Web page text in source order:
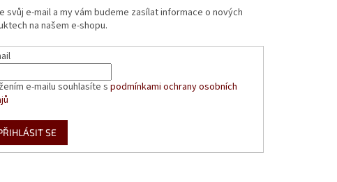
svůj e-mail a my vám budeme zasílat informace o nových
na našem e-shopu.
e-mailu souhlasíte spodmínkami ochrany osobních
SE